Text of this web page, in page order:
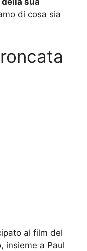
di cosa sia
al film del
insieme a Paul